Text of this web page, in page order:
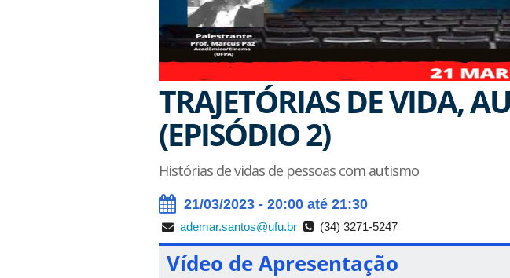
TRAJETÓRIAS DE VIDA,
(EPISÓDIO 2)
Histórias de vidas de pessoas com autismo
21/03/2023 - 20:00 até 21:30
ademar.santos@ufu.br (34) 3271-5247
Vídeo de Apresentação